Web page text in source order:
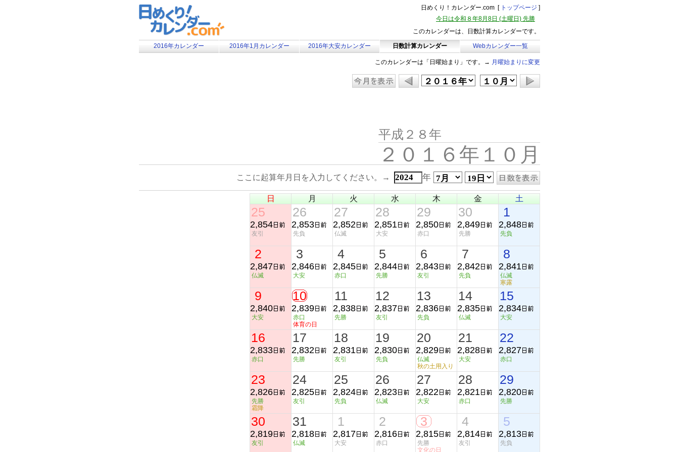
日めくり！カレンダー.com [ トップページ ]
今日は令和８年8月8日 (土曜日) 先勝
このカレンダーは、日数計算カレンダーです。
2016年カレンダー 2016年1月カレンダー 2016年大安カレンダー 日数計算カレンダー Webカレンダー一覧
このカレンダーは「日曜始まり」です。→ 月曜始まりに変更
平成２８年
２０１６年１０月
ここに起算年月日を入力してください。→ 年
日 月 火 水 木 金 土
25
2,854
友引
26
2,853
先負
27
2,852
仏滅
28
2,851
大安
29
2,850
赤口
30
2,849
先勝
1
2,848
先負
2
2,847
仏滅
3
2,846
大安
4
2,845
赤口
5
2,844
先勝
6
2,843
友引
7
2,842
先負
8
2,841
仏滅
寒露
9
2,840
大安
10
2,839
赤口
体育の日
11
2,838
先勝
12
2,837
友引
13
2,836
先負
14
2,835
仏滅
15
2,834
大安
16
2,833
赤口
17
2,832
先勝
18
2,831
友引
19
2,830
先負
20
2,829
仏滅
秋の土用入り
21
2,828
大安
22
2,827
赤口
23
2,826
先勝
霜降
24
2,825
友引
25
2,824
先負
26
2,823
仏滅
27
2,822
大安
28
2,821
赤口
29
2,820
先勝
30
2,819
友引
31
2,818
仏滅
1
2,817
大安
2
2,816
赤口
3
2,815
先勝
文化の日
4
2,814
友引
5
2,813
先負